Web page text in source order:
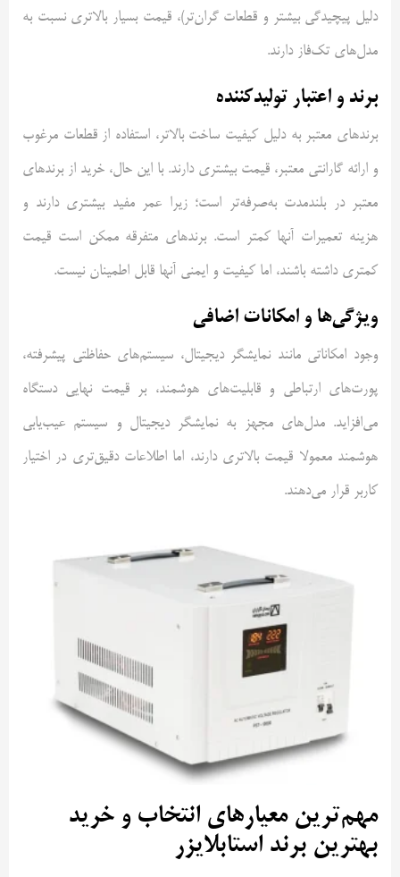
دلیل پیچیدگی بیشتر و قطعات گران‌تر)، قیمت بسیار بالاتری نسبت به
مدل‌های تک‌فاز دارند.
برند و اعتبار تولیدکننده
برندهای معتبر به دلیل کیفیت ساخت بالاتر، استفاده از قطعات مرغوب
و ارائه گارانتی معتبر، قیمت بیشتری دارند. با این حال، خرید از برندهای
معتبر در بلندمدت به‌صرفه‌تر است؛ زیرا عمر مفید بیشتری دارند و
هزینه تعمیرات آنها کمتر است. برندهای متفرقه ممکن است قیمت
کمتری داشته باشند، اما کیفیت و ایمنی آنها قابل ‌اطمینان نیست.
ویژگی‌ها و امکانات اضافی
وجود امکاناتی مانند نمایشگر دیجیتال، سیستم‌های حفاظتی پیشرفته،
پورت‌های ارتباطی و قابلیت‌های هوشمند، بر قیمت نهایی دستگاه
می‌افزاید. مدل‌های مجهز به نمایشگر دیجیتال و سیستم عیب‌یابی
هوشمند معمولا قیمت بالاتری دارند، اما اطلاعات دقیق‌تری در اختیار
کاربر قرار می‌دهند.
مهم‌ترین معیارهای انتخاب و خرید
بهترین برند استابلایزر